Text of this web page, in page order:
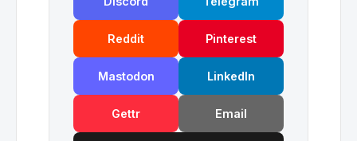
Reddit Pinterest
Mastodon LinkedIn
Gettr Email